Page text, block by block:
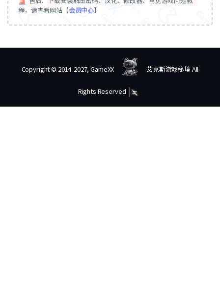
程，请查看网站【会员中心】
Copyright © 2014-2027, GameXX 艾克斯游戏秘境 All
Rights Reserved